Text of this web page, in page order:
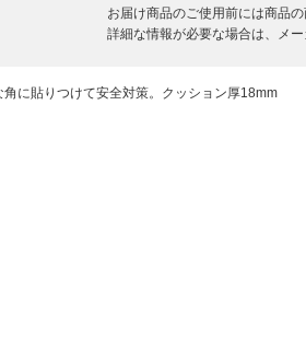
お届け商品のご使用前には商品
詳細な情報が必要な場合は、メ
角に貼りつけて安全対策。クッション厚18mm